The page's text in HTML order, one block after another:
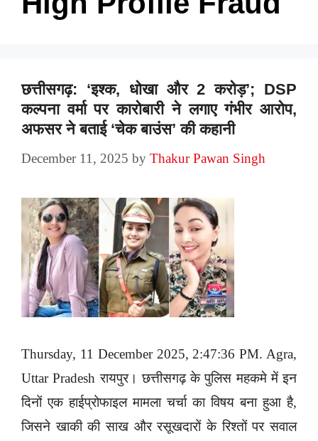
छत्तीसगढ़: ‘इश्क, धोखा और 2 करोड़’; DSP
कल्पना वर्मा पर कारोबारी ने लगाए गंभीर आरोप,
अफसर ने बताई ‘चेक बाउंस’ की कहानी
December 11, 2025 by Thakur Pawan Singh
Thursday, 11 December 2025, 2:47:36 PM. Agra,
Uttar Pradesh रायपुर। छत्तीसगढ़ के पुलिस महकमे में इन
दिनों एक हाईप्रोफाइल मामला चर्चा का विषय बना हुआ है,
जिसने खाकी की साख और रसूखदारों के रिश्तों पर सवाल